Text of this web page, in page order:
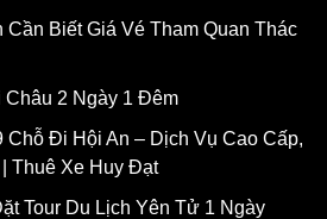
Cần Biết Giá Vé Tham Quan Thác
Châu 2 Ngày 1 Đêm
Chỗ Đi Hội An – Dịch Vụ Cao Cấp,
Thuê Xe Huy Đạt
Tour Du Lịch Yên Tử 1 Ngày